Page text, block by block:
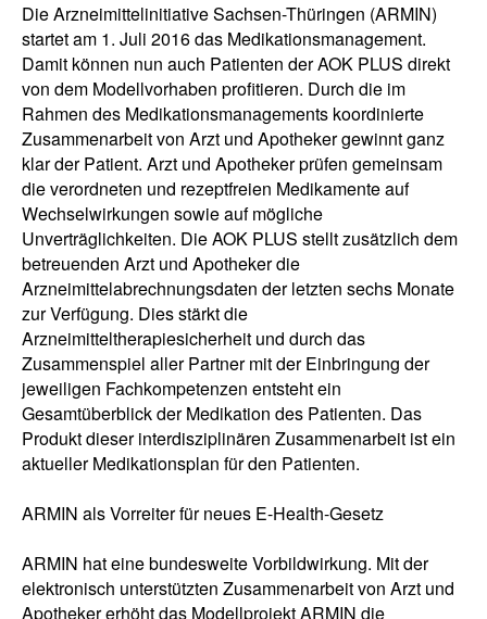
Die Arzneimittelinitiative Sachsen-Thüringen (ARMIN)
startet am 1. Juli 2016 das Medikationsmanagement.
Damit können nun auch Patienten der AOK PLUS direkt
von dem Modellvorhaben profitieren. Durch die im
Rahmen des Medikationsmanagements koordinierte
Zusammenarbeit von Arzt und Apotheker gewinnt ganz
klar der Patient. Arzt und Apotheker prüfen gemeinsam
die verordneten und rezeptfreien Medikamente auf
Wechselwirkungen sowie auf mögliche
Unverträglichkeiten. Die AOK PLUS stellt zusätzlich dem
betreuenden Arzt und Apotheker die
Arzneimittelabrechnungsdaten der letzten sechs Monate
zur Verfügung. Dies stärkt die
Arzneimitteltherapiesicherheit und durch das
Zusammenspiel aller Partner mit der Einbringung der
jeweiligen Fachkompetenzen entsteht ein
Gesamtüberblick der Medikation des Patienten. Das
Produkt dieser interdisziplinären Zusammenarbeit ist ein
aktueller Medikationsplan für den Patienten.
ARMIN als Vorreiter für neues E-Health-Gesetz
ARMIN hat eine bundesweite Vorbildwirkung. Mit der
elektronisch unterstützten Zusammenarbeit von Arzt und
Apotheker erhöht das Modellprojekt ARMIN die